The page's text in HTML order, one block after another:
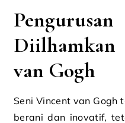
van Gogh
Seni Vincent van Gogh
berani dan inovatif,